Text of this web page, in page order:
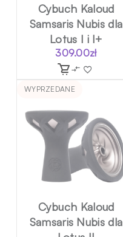
Cybuch Kaloud
Samsaris Nubis dla
Lotus I i I+
309.00zł
WYPRZEDANE
Cybuch Kaloud
Samsaris Nubis dla